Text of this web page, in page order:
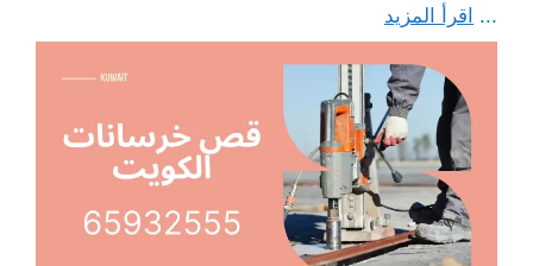
... اقرأ المزيد